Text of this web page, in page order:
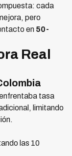
cada
pero
en 50-
Real
tasa
limitando
las 10